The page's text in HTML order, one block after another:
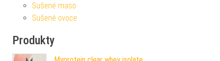
Sušené maso
Sušené ovoce
Produkty